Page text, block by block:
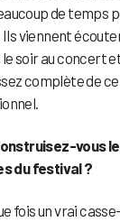
de temps
Ils viennent
soir au concert
complète de ce
vous
du festival ?
fois un vrai